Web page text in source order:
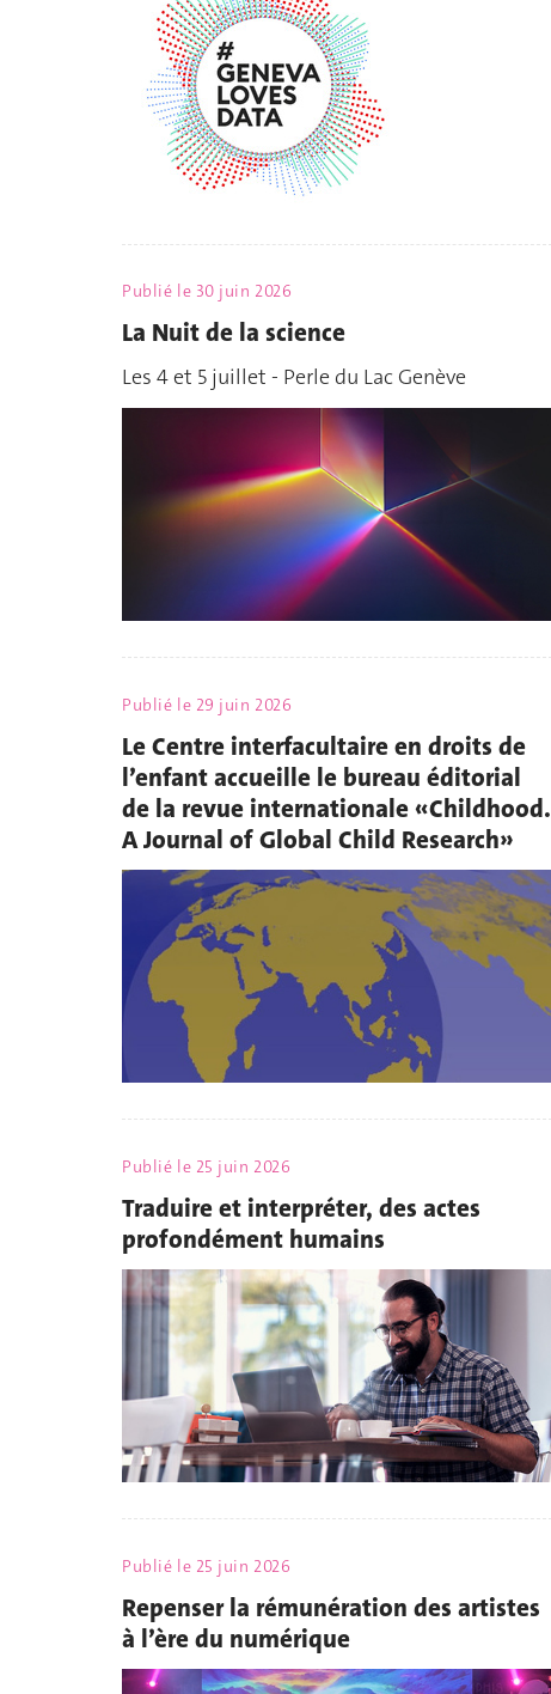
Publié le 30 juin 2026
La Nuit de la science
Les 4 et 5 juillet - Perle du Lac Genève
Publié le 29 juin 2026
Le Centre interfacultaire en droits de
l’enfant accueille le bureau éditorial
de la revue internationale «Childhood.
A Journal of Global Child Research»
Publié le 25 juin 2026
Traduire et interpréter, des actes
profondément humains
Publié le 25 juin 2026
Repenser la rémunération des artistes
à l’ère du numérique